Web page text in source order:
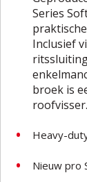
Series
Inclusief
broek is
roofvisser.
Heavy-
Nieuw pro